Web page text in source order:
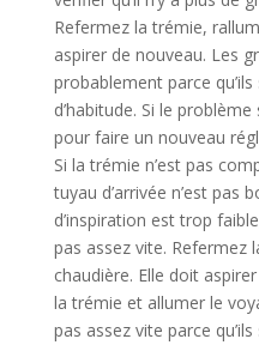
Refermez la trémie,
aspirer de nouveau. Les
probablement parce
d’habitude. Si le
pour faire un nouveau
Si la trémie n’est pas
tuyau d’arrivée n’est pas
d’inspiration est trop
pas assez vite. Refermez
chaudière. Elle doit
la trémie et allumer le
pas assez vite parce